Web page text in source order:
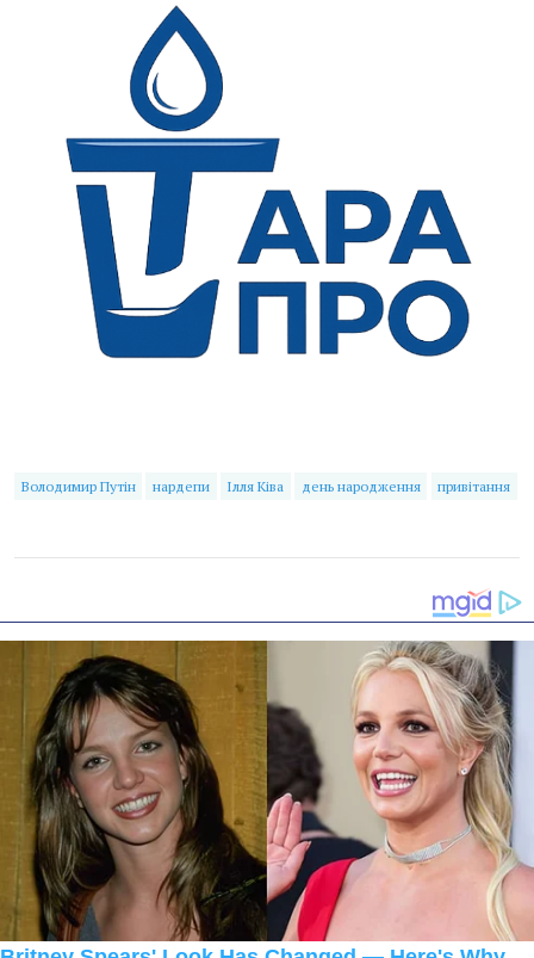
Володимир Путін нардепи Ілля Ківа день народження привітання